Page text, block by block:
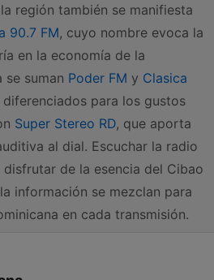
región también se manifiesta
90.7 FM, cuyo nombre evoca la
en la economía de la
suman Poder FM y Clasica
para los gustos
Super Stereo RD, que aporta
al dial. Escuchar la radio
disfrutar de la esencia del Cibao
información se mezclan para
en cada transmisión.